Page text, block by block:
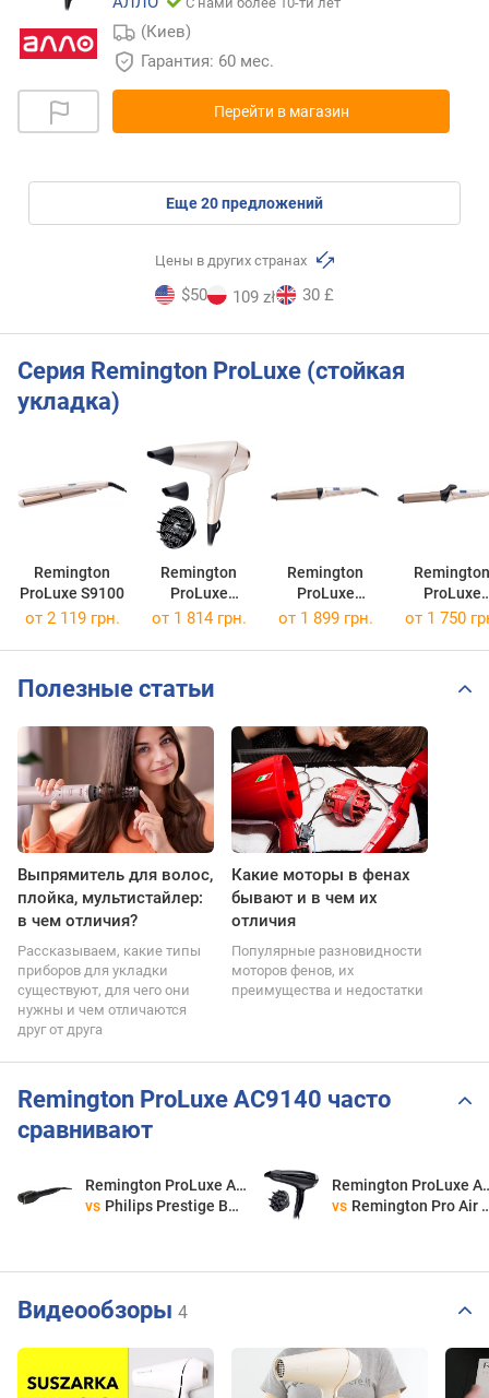
(Киев)
Гарантия: 60 мес.
Перейти в магазин
eще20предложений
Цены в других странах
$50 109 zł 30 £
Серия Remington ProLuxe (стойкая
укладка)
Remington
ProLuxe S9100
Remington
ProLuxe
AC9140
Remington
ProLuxe
CI91X1
Remington
ProLuxe
CI9132
от 2 119 грн. от 1 814 грн. от 1 899 грн. от 1 750
Полезные статьи
Выпрямитель для волос,
плойка, мультистайлер:
в чем отличия?
Рассказываем, какие типы
приборов для укладки
существуют, для чего они
нужны и чем отличаются
друг от друга
Какие моторы в фенах
бывают и в чем их
отличия
Популярные разновидности
моторов фенов, их
преимущества и недостатки
Remington ProLuxe AC9140 часто
сравнивают
Remington ProLuxe AC9140
vs Philips Prestige BHB876
vs Remington Pro Air Shine D5215
Видеообзоры 4